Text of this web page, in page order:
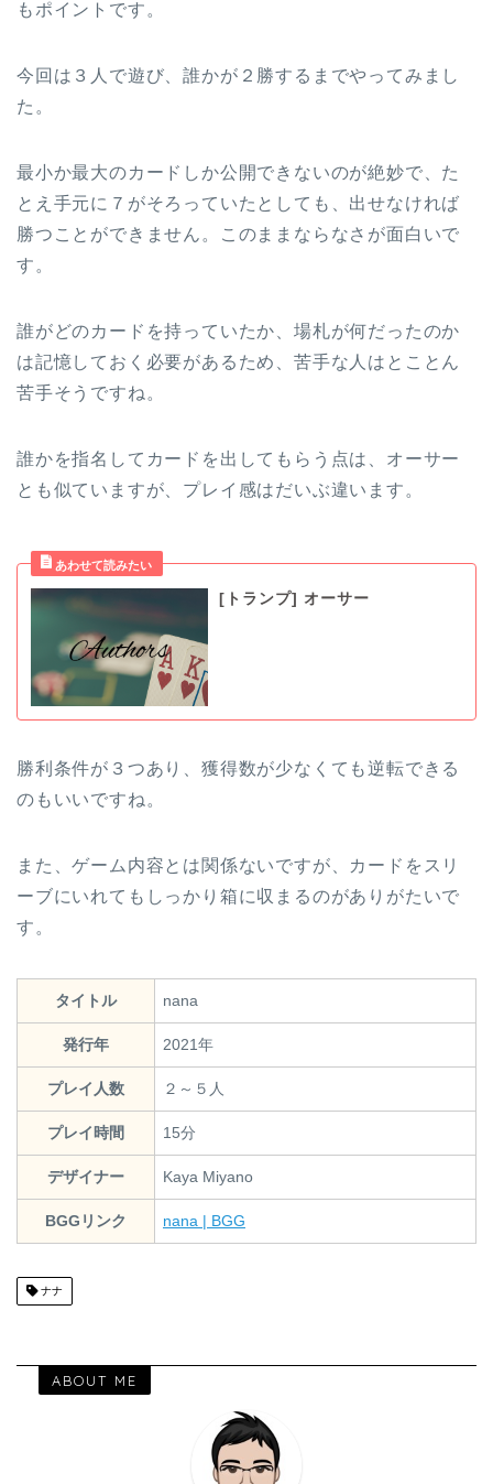
もポイントです。
今回は３人で遊び、誰かが２勝するまでやってみまし
た。
最小か最大のカードしか公開できないのが絶妙で、た
とえ手元に７がそろっていたとしても、出せなければ
勝つことができません。このままならなさが面白いで
す。
誰がどのカードを持っていたか、場札が何だったのか
は記憶しておく必要があるため、苦手な人はとことん
苦手そうですね。
誰かを指名してカードを出してもらう点は、オーサー
とも似ていますが、プレイ感はだいぶ違います。
[トランプ] オーサー
勝利条件が３つあり、獲得数が少なくても逆転できる
のもいいですね。
また、ゲーム内容とは関係ないですが、カードをスリ
ーブにいれてもしっかり箱に収まるのがありがたいで
す。
タイトル nana
発行年 2021年
プレイ人数 ２～５人
プレイ時間 15分
デザイナー Kaya Miyano
BGGリンク nana | BGG
ナナ
ABOUT ME